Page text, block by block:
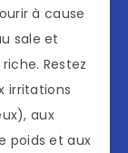
à cause
sale et
Restez
irritations
aux
poids et aux